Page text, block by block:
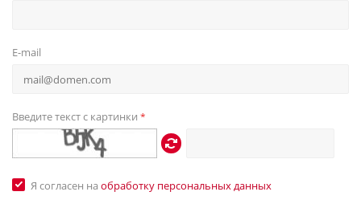
E-mail
Введите текст с картинки *
Я согласен на обработку персональных данных